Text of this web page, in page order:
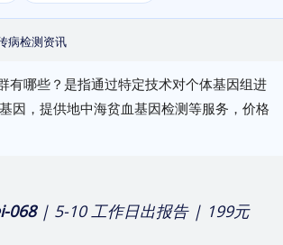
病检测资讯
有哪些？是指通过特定技术对个体基因组进
因，提供地中海贫血基因检测等服务，价格
068| 5-10 工作日出报告 | 199元